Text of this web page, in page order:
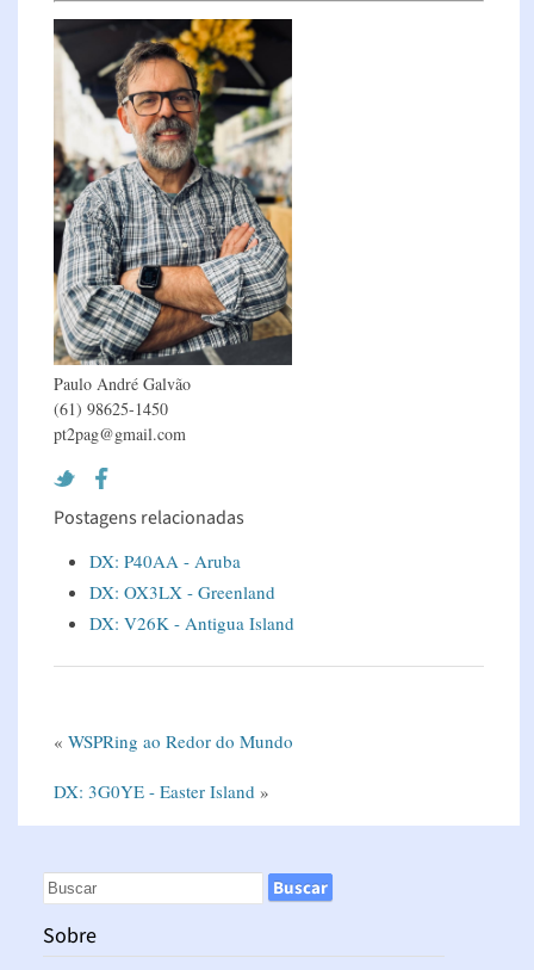
Paulo André Galvão
(61) 98625-1450
pt2pag@gmail.com
Postagens relacionadas
DX: P40AA - Aruba
DX: OX3LX - Greenland
DX: V26K - Antigua Island
« WSPRing ao Redor do Mundo
DX: 3G0YE - Easter Island »
Sobre